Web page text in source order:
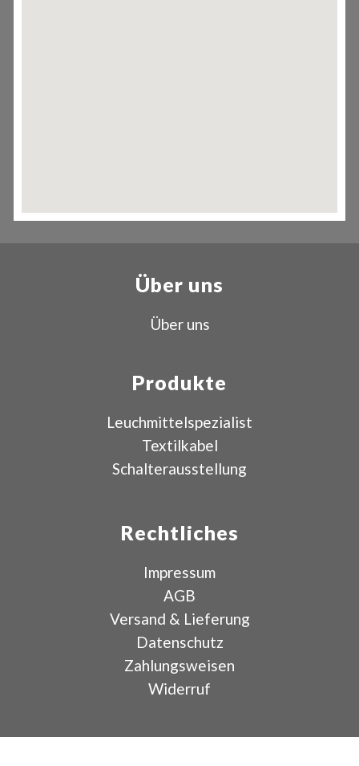
Über uns
Über uns
Produkte
Leuchmittelspezialist
Textilkabel
Schalterausstellung
Rechtliches
Impressum
AGB
Versand & Lieferung
Datenschutz
Zahlungsweisen
Widerruf